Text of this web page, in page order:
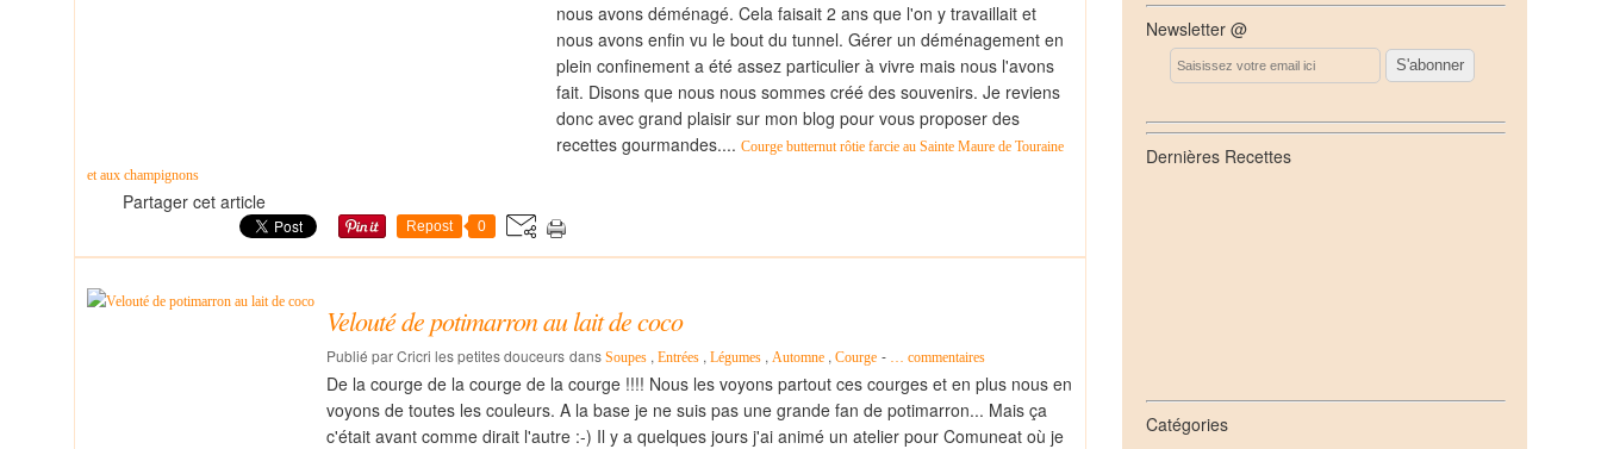
nous avons déménagé. Cela faisait 2 ans que l'on y travaillait et
nous avons enfin vu le bout du tunnel. Gérer un déménagement en
plein confinement a été assez particulier à vivre mais nous l'avons
fait. Disons que nous nous sommes créé des souvenirs. Je reviens
donc avec grand plaisir sur mon blog pour vous proposer des
recettes gourmandes.... Courge butternut rôtie farcie au Sainte Maure de Touraine
et aux champignons
Partager cet article
Repost 0
Velouté de potimarron au lait de coco
Publié par Cricri les petites douceurs dans Soupes , Entrées , Légumes , Automne , Courge - … commentaires
De la courge de la courge de la courge !!!! Nous les voyons partout ces courges et en plus nous en
voyons de toutes les couleurs. A la base je ne suis pas une grande fan de potimarron... Mais ça
c'était avant comme dirait l'autre :-) Il y a quelques jours j'ai animé un atelier pour Comuneat où je
Newsletter @
Email
Dernières Recettes
Catégories